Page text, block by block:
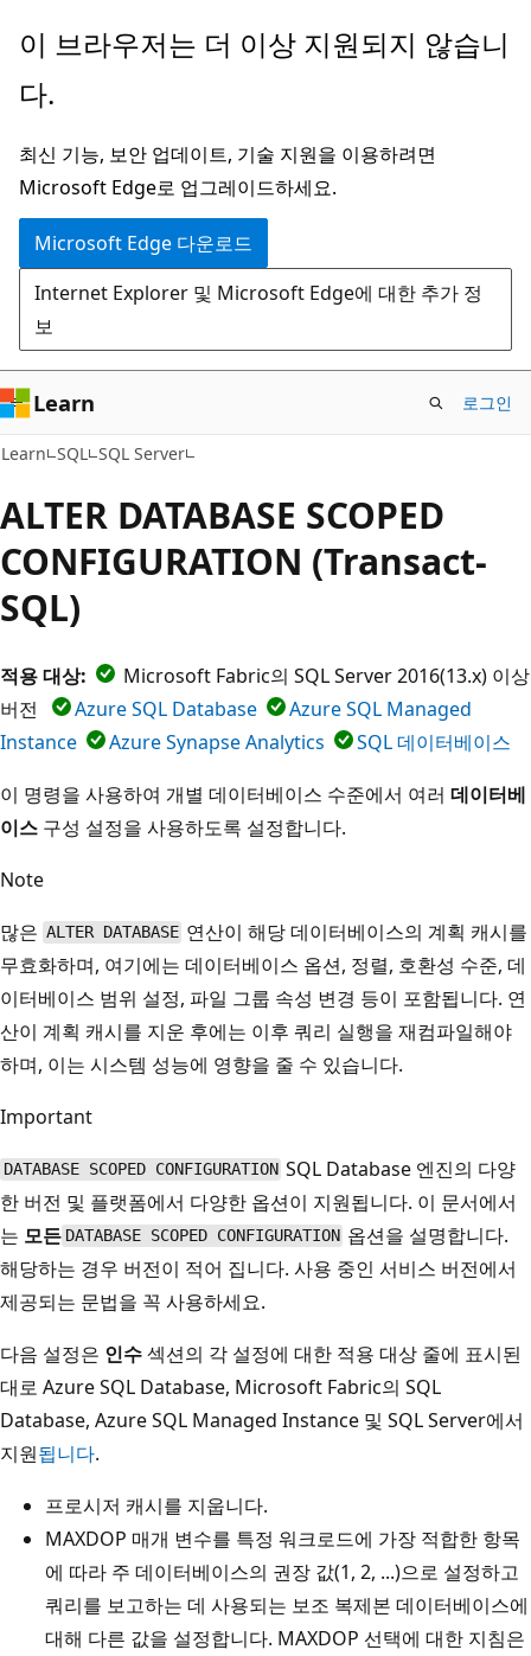
주
콘
츠
로
건
너
뛰
기
이 브라우저는 더 이상 지원되지 않습니
다.
최신 기능, 보안 업데이트, 기술 지원을 이용하려면
Microsoft Edge로 업그레이드하세요.
Microsoft Edge 다운로드
Internet Explorer 및 Microsoft Edge에 대한 추가 정
보
Learn 로그인
Learn SQL SQL Server
ALTER DATABASE SCOPED
CONFIGURATION (Transact-
SQL)
적용 대상:
Microsoft Fabric의 SQL Server 2016(13.x) 이상
버전
Azure SQL Database
Azure SQL Managed
Instance
Azure Synapse Analytics
SQL 데이터베이스
이 명령을 사용하여 개별 데이터베이스 수준에서 여러 데이터베
이스 구성 설정을 사용하도록 설정합니다.
Note
많은 ALTER DATABASE 연산이 해당 데이터베이스의 계획 캐시를
무효화하며, 여기에는 데이터베이스 옵션, 정렬, 호환성 수준, 데
이터베이스 범위 설정, 파일 그룹 속성 변경 등이 포함됩니다. 연
산이 계획 캐시를 지운 후에는 이후 쿼리 실행을 재컴파일해야
하며, 이는 시스템 성능에 영향을 줄 수 있습니다.
Important
DATABASE SCOPED CONFIGURATION SQL Database 엔진의 다양
한 버전 및 플랫폼에서 다양한 옵션이 지원됩니다. 이 문서에서
는 모든 DATABASE SCOPED CONFIGURATION 옵션을 설명합니다.
해당하는 경우 버전이 적어 집니다. 사용 중인 서비스 버전에서
제공되는 문법을 꼭 사용하세요.
다음 설정은 인수섹션의 각 설정에 대한 적용 대상 줄에 표시된
대로 Azure SQL Database, Microsoft Fabric의 SQL
Database, Azure SQL Managed Instance 및 SQL Server에서
지원됩니다.
프로시저 캐시를 지웁니다.
MAXDOP 매개 변수를 특정 워크로드에 가장 적합한 항목
에 따라 주 데이터베이스의 권장 값(1, 2, ...)으로 설정하고
쿼리를 보고하는 데 사용되는 보조 복제본 데이터베이스에
대해 다른 값을 설정합니다. MAXDOP 선택에 대한 지침은